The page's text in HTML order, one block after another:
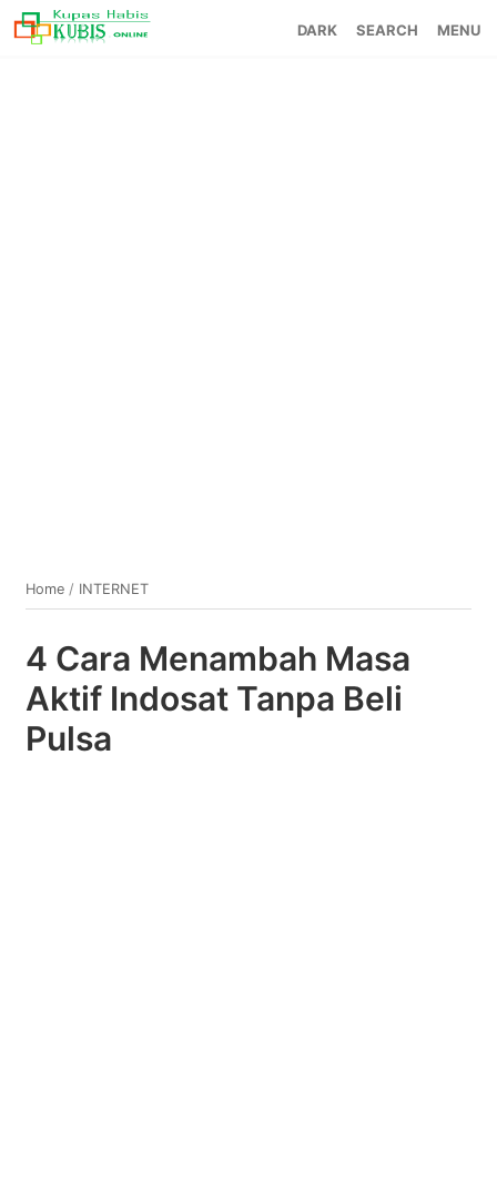
SEARCH MENU
Home / INTERNET
4 Cara Menambah Masa
Aktif Indosat Tanpa Beli
Pulsa